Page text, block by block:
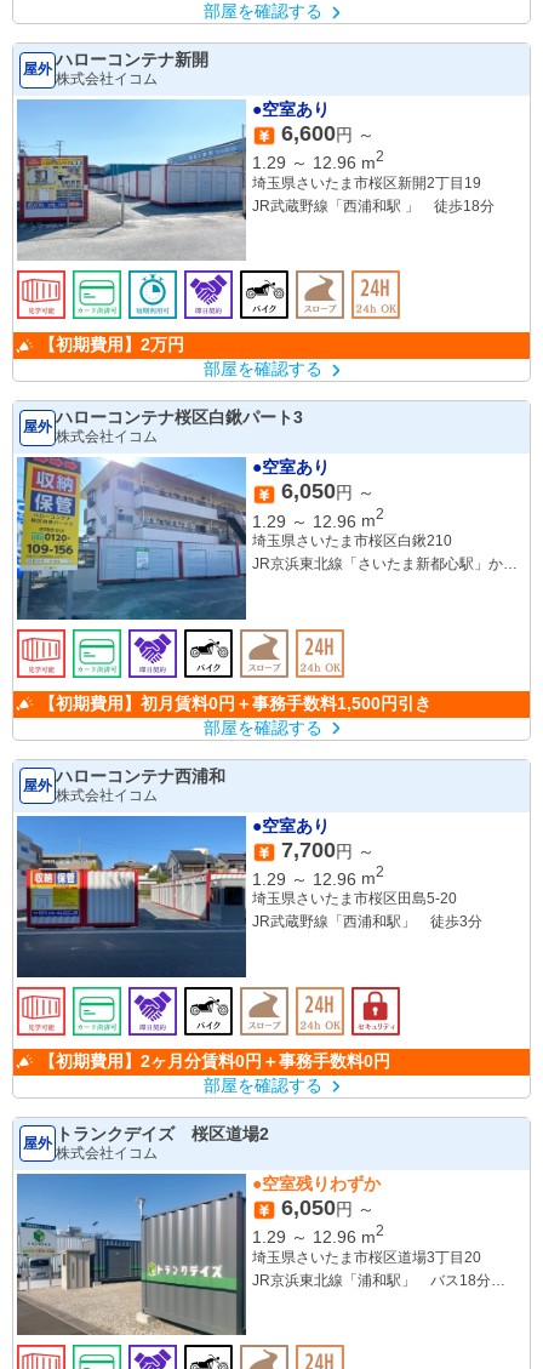
部屋を確認する
屋外 ハローコンテナ新開
株式会社イコム
●空室あり
6,600円 ～
1.29 ～ 12.96 m2
埼玉県さいたま市桜区新開2丁目19
JR武蔵野線「西浦和駅 」 徒歩18分
【初期費用】2万円
部屋を確認する
屋外 ハローコンテナ桜区白鍬パート3
株式会社イコム
●空室あり
6,050円 ～
1.29 ～ 12.96 m2
埼玉県さいたま市桜区白鍬210
JR京浜東北線「さいたま新都心駅」から
【初期費用】初月賃料0円＋事務手数料1,500円引き
部屋を確認する
屋外 ハローコンテナ西浦和
株式会社イコム
●空室あり
7,700円 ～
1.29 ～ 12.96 m2
埼玉県さいたま市桜区田島5-20
JR武蔵野線「西浦和駅」 徒歩3分
【初期費用】2ヶ月分賃料0円＋事務手数料0円
部屋を確認する
屋外 トランクデイズ 桜区道場2
株式会社イコム
●空室残りわずか
6,050円 ～
1.29 ～ 12.96 m2
埼玉県さいたま市桜区道場3丁目20
JR京浜東北線「浦和駅」 バス18分